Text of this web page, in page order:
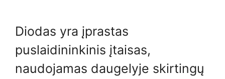
Diodas yra įprastas
puslaidininkinis įtaisas,
naudojamas daugelyje skirtingų